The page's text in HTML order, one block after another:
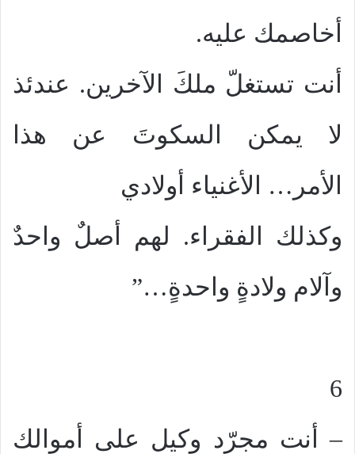
أخاصمك عليه.
أنت تستغلّ ملكَ الآخرين. عندئذ
لا يمكن السكوتَ عن هذا
الأمر… الأغنياء أولادي
وكذلك الفقراء. لهم أصلٌ واحدٌ
وآلام ولادةٍ واحدةٍ…”
6
– أنت مجرّد وكيل على أموالك